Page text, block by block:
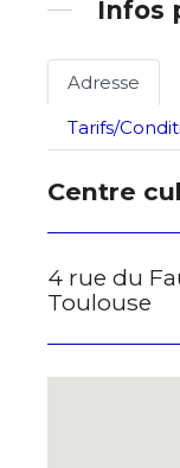
* Champ
Prénom
J'accepte les
Infos
Adresse
Tarifs/
Centre
4 rue du
Toulouse